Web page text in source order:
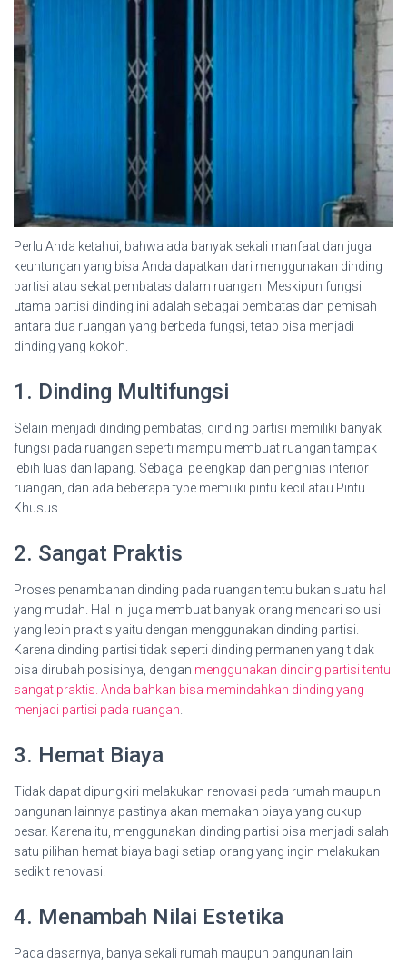
Perlu Anda ketahui, bahwa ada banyak sekali manfaat dan juga
keuntungan yang bisa Anda dapatkan dari menggunakan dinding
partisi atau sekat pembatas dalam ruangan. Meskipun fungsi
utama partisi dinding ini adalah sebagai pembatas dan pemisah
antara dua ruangan yang berbeda fungsi, tetap bisa menjadi
dinding yang kokoh.
1. Dinding Multifungsi
Selain menjadi dinding pembatas, dinding partisi memiliki banyak
fungsi pada ruangan seperti mampu membuat ruangan tampak
lebih luas dan lapang. Sebagai pelengkap dan penghias interior
ruangan, dan ada beberapa type memiliki pintu kecil atau Pintu
Khusus.
2. Sangat Praktis
Proses penambahan dinding pada ruangan tentu bukan suatu hal
yang mudah. Hal ini juga membuat banyak orang mencari solusi
yang lebih praktis yaitu dengan menggunakan dinding partisi.
Karena dinding partisi tidak seperti dinding permanen yang tidak
bisa dirubah posisinya, dengan menggunakan dinding partisi tentu
sangat praktis. Anda bahkan bisa memindahkan dinding yang
menjadi partisi pada ruangan
3. Hemat Biaya
Tidak dapat dipungkiri melakukan renovasi pada rumah maupun
bangunan lainnya pastinya akan memakan biaya yang cukup
besar. Karena itu, menggunakan dinding partisi bisa menjadi salah
satu pilihan hemat biaya bagi setiap orang yang ingin melakukan
sedikit renovasi.
4. Menambah Nilai Estetika
Pada dasarnya, banya sekali rumah maupun bangunan lain